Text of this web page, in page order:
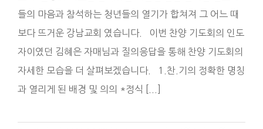
들의 마음과 참석하는 청년들의 열기가 합쳐져 그 어느 때
보다 뜨거운 강남교회 였습니다. 이번 찬양 기도회의 인도
자이였던 김혜은 자매님과 질의응답을 통해 찬양 기도회의
자세한 모습을 더 살펴보겠습니다. 1.찬.기의 정확한 명칭
과 열리게 된 배경 및 의의 *정식 [...]